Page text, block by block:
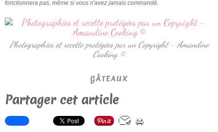
fonctionnera pas, même si vous n'avez jamais commandé.
Photographies et recette protégées par un Copyright - Amandine
Cooking ©
GÂTEAUX
Partager cet article